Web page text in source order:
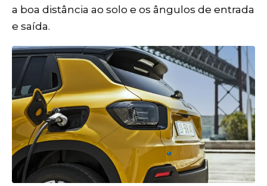
a boa distância ao solo e os ângulos de entrada
e saída.